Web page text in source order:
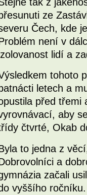
ze
Čech, kde
není v
lidí a
tohoto
letech a
před třemi
aby
čtvrté, Okab
to jedna z
a
začali
vyššího